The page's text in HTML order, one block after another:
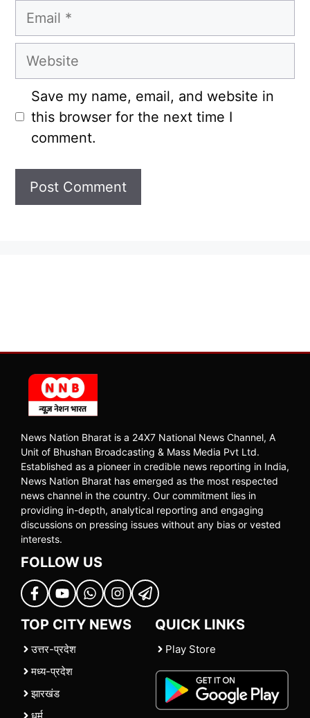
Email
Website
Save my name, email, and website in
this browser for the next time I
comment.
News Nation Bharat is a 24X7 National News Channel, A
Unit of Bhushan Broadcasting & Mass Media Pvt Ltd.
Established as a pioneer in credible news reporting in India,
News Nation Bharat has emerged as the most respected
news channel in the country. Our commitment lies in
providing in-depth, analytical reporting and engaging
discussions on pressing issues without any bias or vested
interests.
FOLLOW US
TOP CITY NEWS
उत्तर-प्रदेश
मध्य-प्रदेश
झारखंड
QUICK LINKS
Play Store